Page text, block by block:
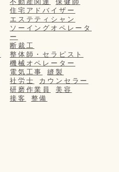
不動産関連
保健師
住宅アドバイザー
エステティシャン
ソーイングオペレータ
ー
断裁工
整体師・セラピスト
機械オペレーター
電気工事
縫製
社労士
カウンセラー
研磨作業員
美容
接客
整備